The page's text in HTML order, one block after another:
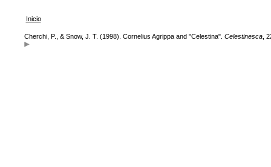
Inicio
Cherchi, P., & Snow, J. T. (1998). Cornelius Agrippa and "Celestina". Celestinesca,